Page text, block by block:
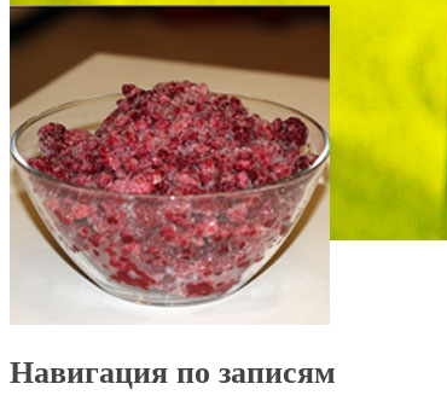
Навигация по записям